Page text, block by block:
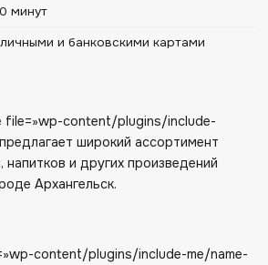
минут
и банковскими картами
file=»wp-content/plugins/include-
широкий ассортимент
напитков и других произведений
Архангельск.
content/plugins/include-me/name-